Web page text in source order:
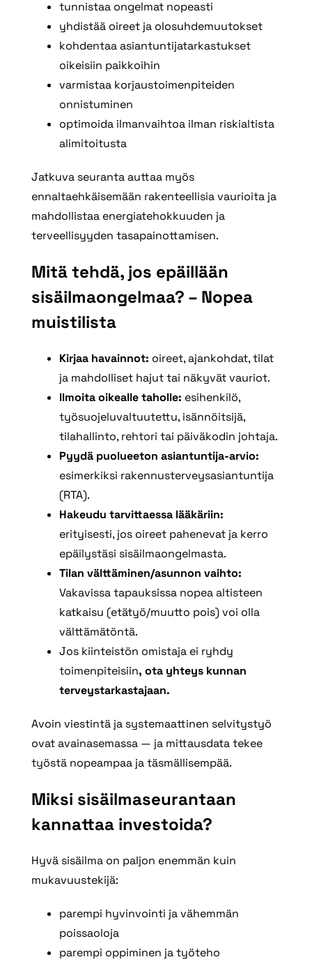
tunnistaa ongelmat nopeasti
yhdistää oireet ja olosuhdemuutokset
kohdentaa asiantuntijatarkastukset
oikeisiin paikkoihin
varmistaa korjaustoimenpiteiden
onnistuminen
optimoida ilmanvaihtoa ilman riskialtista
alimitoitusta
Jatkuva seuranta auttaa myös
ennaltaehkäisemään rakenteellisia vaurioita ja
mahdollistaa energiatehokkuuden ja
terveellisyyden tasapainottamisen.
Mitä tehdä, jos epäillään
sisäilmaongelmaa? – Nopea
muistilista
Kirjaa havainnot: oireet, ajankohdat, tilat
ja mahdolliset hajut tai näkyvät vauriot.
Ilmoita oikealle taholle: esihenkilö,
työsuojeluvaltuutettu, isännöitsijä,
tilahallinto, rehtori tai päiväkodin johtaja.
Pyydä puolueeton asiantuntija-arvio:
esimerkiksi rakennusterveysasiantuntija
(RTA).
Hakeudu tarvittaessa lääkäriin:
erityisesti, jos oireet pahenevat ja kerro
epäilystäsi sisäilmaongelmasta.
Tilan välttäminen/asunnon vaihto:
Vakavissa tapauksissa nopea altisteen
katkaisu (etätyö/muutto pois) voi olla
välttämätöntä.
Jos kiinteistön omistaja ei ryhdy
toimenpiteisiin, ota yhteys kunnan
terveystarkastajaan.
Avoin viestintä ja systemaattinen selvitystyö
ovat avainasemassa — ja mittausdata tekee
työstä nopeampaa ja täsmällisempää.
Miksi sisäilmaseurantaan
kannattaa investoida?
Hyvä sisäilma on paljon enemmän kuin
mukavuustekijä:
parempi hyvinvointi ja vähemmän
poissaoloja
parempi oppiminen ja työteho